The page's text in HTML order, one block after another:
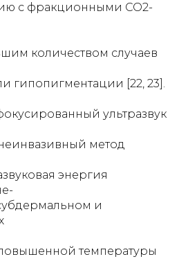
с фракционными CO2-
количеством случаев
гипопигментации [22, 23].
ультразвук
метод
энергия
и
температуры